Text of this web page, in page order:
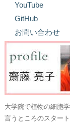
YouTube
GitHub
お問い合わせ
大学院で植物の細胞
言うところのスター